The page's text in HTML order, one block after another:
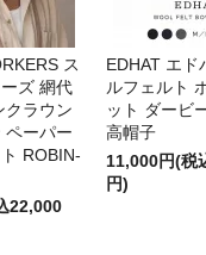
ス
ズ 網代
クラウン
ペーパー
ROBIN-
22,000
EDHAT エド
ルフェルト
ット ダービ
高帽子
11,000円(税
円)